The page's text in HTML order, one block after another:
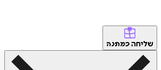
שליחה כמתנה